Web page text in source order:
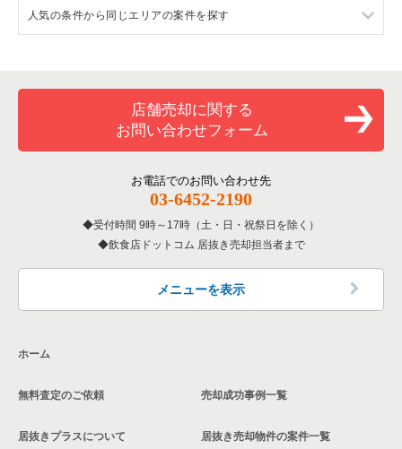
大阪府のイタリア料理の居抜き売却物件の案件一覧
大阪府のそば・うどんの居抜き売却物件の案件一覧
大阪府の寿司の居抜き売却物件の案件一覧
大阪府の鉄板焼き・お好み焼の居抜き売却物件の案件一覧
大阪府のアジア料理の居抜き売却物件の案件一覧
大阪府のカフェの居抜き売却物件の案件一覧
大阪府のお弁当・惣菜・デリの居抜き売却物件の案件一覧
大阪府のカラオケ・パブ・スナックの居抜き売却物件の案件一
池田市の焼肉の居抜き売却物件の案件一覧
池田市のカフェの居抜き売却物件の案件一覧
池田市のバーの居抜き売却物件の案件一覧
石橋阪大前駅のラーメンの居抜き売却物件の案件一覧
石橋阪大前駅のアジア料理の居抜き売却物件の案件一覧
石橋阪大前駅のカフェの居抜き売却物件の案件一覧
石橋阪大前駅のその他の居抜き売却物件の案件一覧
人気の条件から同じエリアの案件を探す
池田市の1階の飲食店の居抜き売却物件の案件一覧
石橋阪大前駅の1階の飲食店の居抜き売却物件の案件一覧
大阪府の10坪以下の飲食店の居抜き売却物件の案件一覧
池田市の10坪以下の飲食店の居抜き売却物件の案件一覧
石橋阪大前駅の10坪以下の飲食店の居抜き売却物件の案件一覧
大阪府の20坪以下の飲食店の居抜き売却物件の案件一覧
池田市の20坪以下の飲食店の居抜き売却物件の案件一覧
石橋阪大前駅の20坪以下の飲食店の居抜き売却物件の案件一覧
店舗売却に関する
お問い合わせフォーム
お電話でのお問い合わせ先
03-6452-2190
受付時間 9時～17時（土・日・祝祭日を除く）
飲食店ドットコム 居抜き売却担当者まで
メニューを表示
ホーム
無料査定のご依頼
居抜きプラスについて
売却成功事例一覧
居抜き売却物件の案件一覧